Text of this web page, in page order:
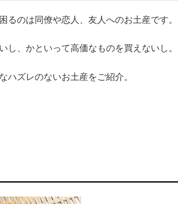
るのは同僚や恋人、友人へのお土産です。
し、かといって高価なものを買えないし。
ハズレのないお土産をご紹介。